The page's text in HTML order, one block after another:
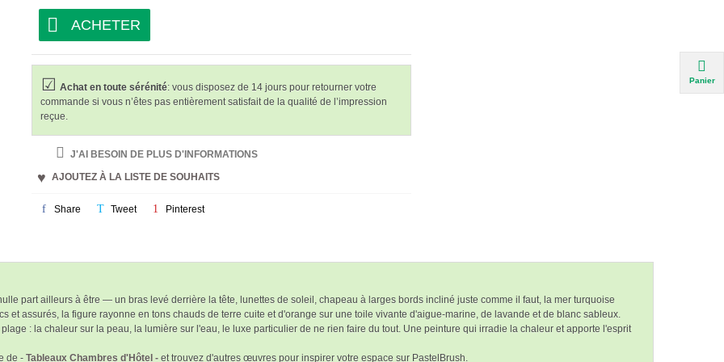
ACHETER
Achat en toute sérénité: vous disposez de 14 jours pour retourner votre
commande si vous n’êtes pas entièrement satisfait de la qualité de l’impression
reçue.
J'AI BESOIN DE PLUS D'INFORMATIONS
AJOUTEZ À LA LISTE DE SOUHAITS
Share Tweet Pinterest
part ailleurs à être — un bras levé derrière la tête, lunettes de soleil, chapeau à larges bords incliné juste comme il faut, la mer turquoise
et assurés, la figure rayonne en tons chauds de terre cuite et d'orange sur une toile vivante d'aigue-marine, de lavande et de blanc sableux.
: la chaleur sur la peau, la lumière sur l'eau, le luxe particulier de ne rien faire du tout. Une peinture qui irradie la chaleur et apporte l'esprit
de - Tableaux Chambres d'Hôtel - et trouvez d'autres œuvres pour inspirer votre espace sur PastelBrush.
Panier